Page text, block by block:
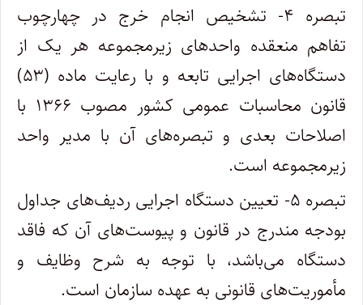
تبصره ۴- تشخیص انجام خرج در چهارچوب
تفاهم منعقده واحدهای زیرمجموعه هر یک از
دستگاه‌های اجرایی تابعه و با رعایت ماده (۵۳)
قانون محاسبات عمومی کشور مصوب ۱۳۶۶ با
اصلاحات بعدی و تبصره‌های آن با مدیر واحد
زیرمجموعه است.
تبصره ۵- تعیین دستگاه اجرایی ردیف‌های جداول
بودجه مندرج در قانون و پیوست‌های آن که فاقد
دستگاه می‌باشد، با توجه به شرح وظایف و
مأموریت‌های قانونی به عهده سازمان است.